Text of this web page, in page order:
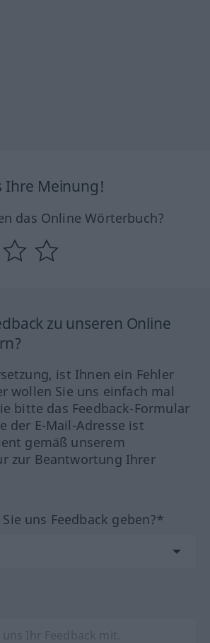
Ihre Meinung!
das Online Wörterbuch?
zu unseren Online
ist Ihnen ein Fehler
wollen Sie uns einfach mal
bitte das Feedback-Formular
der E-Mail-Adresse ist
gemäß unserem
zur Beantwortung Ihrer
uns Feedback geben?*